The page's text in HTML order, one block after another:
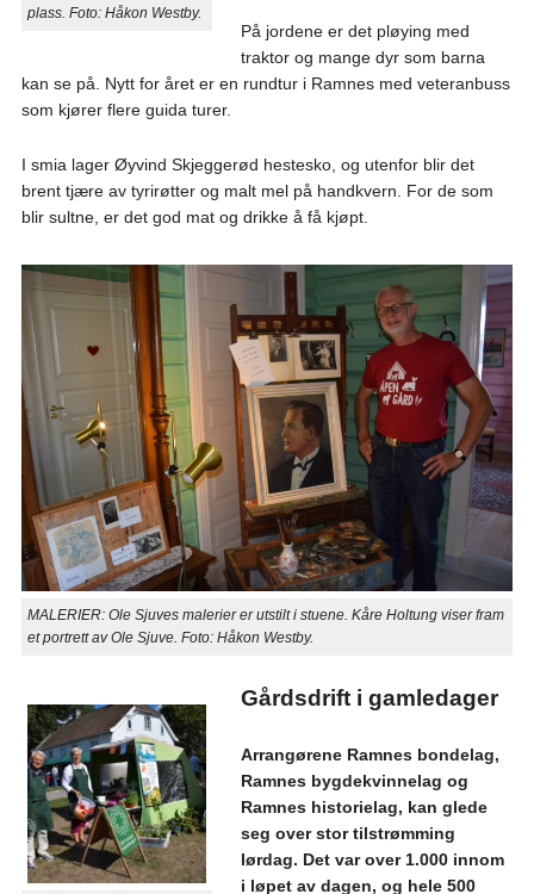
plass. Foto: Håkon Westby.
På jordene er det pløying med
traktor og mange dyr som barna
kan se på. Nytt for året er en rundtur i Ramnes med veteranbuss
som kjører flere guida turer.
I smia lager Øyvind Skjeggerød hestesko, og utenfor blir det
brent tjære av tyrirøtter og malt mel på handkvern. For de som
blir sultne, er det god mat og drikke å få kjøpt.
MALERIER: Ole Sjuves malerier er utstilt i stuene. Kåre Holtung viser fram
et portrett av Ole Sjuve. Foto: Håkon Westby.
Gårdsdrift i gamledager
Arrangørene Ramnes bondelag,
Ramnes bygdekvinnelag og
Ramnes historielag, kan glede
seg over stor tilstrømming
lørdag. Det var over 1.000 innom
i løpet av dagen, og hele 500